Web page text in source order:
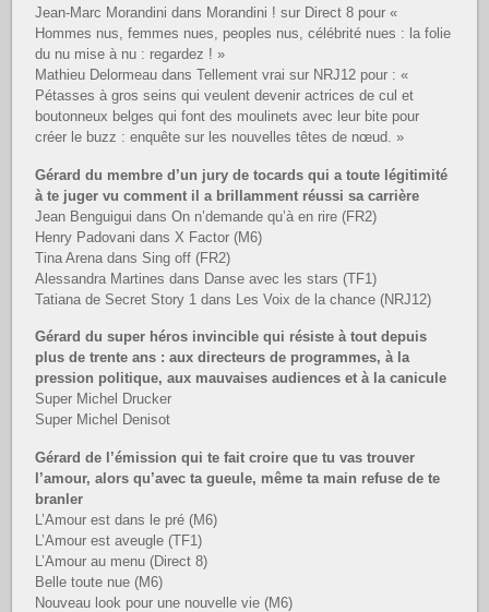
Jean-Marc Morandini dans Morandini ! sur Direct 8 pour «
Hommes nus, femmes nues, peoples nus, célébrité nues : la folie
du nu mise à nu : regardez ! »
Mathieu Delormeau dans Tellement vrai sur NRJ12 pour : «
Pétasses à gros seins qui veulent devenir actrices de cul et
boutonneux belges qui font des moulinets avec leur bite pour
créer le buzz : enquête sur les nouvelles têtes de nœud. »
Gérard du membre d’un jury de tocards qui a toute légitimité
à te juger vu comment il a brillamment réussi sa carrière
Jean Benguigui dans On n’demande qu’à en rire (FR2)
Henry Padovani dans X Factor (M6)
Tina Arena dans Sing off (FR2)
Alessandra Martines dans Danse avec les stars (TF1)
Tatiana de Secret Story 1 dans Les Voix de la chance (NRJ12)
Gérard du super héros invincible qui résiste à tout depuis
plus de trente ans : aux directeurs de programmes, à la
pression politique, aux mauvaises audiences et à la canicule
Super Michel Drucker
Super Michel Denisot
Gérard de l’émission qui te fait croire que tu vas trouver
l’amour, alors qu’avec ta gueule, même ta main refuse de te
branler
L’Amour est dans le pré (M6)
L’Amour est aveugle (TF1)
L’Amour au menu (Direct 8)
Belle toute nue (M6)
Nouveau look pour une nouvelle vie (M6)